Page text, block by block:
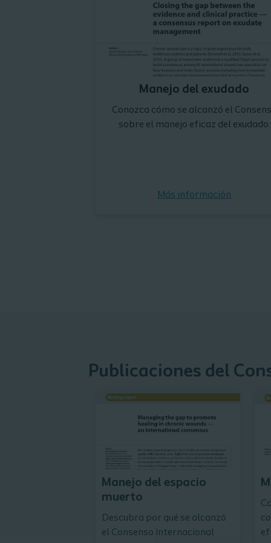
Manejo del exudado
Conozca cómo se alcanzó el
sobre el manejo eficaz del exudado.
Más información
Publicaciones del
Manejo del espacio
muerto
Descubra por qué se alcanzó
el Consenso Internacional